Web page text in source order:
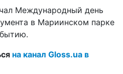
Международный день
в Мариинском парке
на канал Gloss.ua в